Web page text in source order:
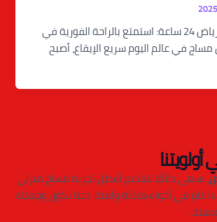
مساج منزلي بالرياض 24 ساعة: استمتع بالراحة الفورية في
في عالم اليوم سريع الإيقاع، أصبح
، نسعى دائمًا لتقديم أفضل تجربة مساج منزلي
التام في أجواء هادئة وآمنة. دعنا نكون وجهتك